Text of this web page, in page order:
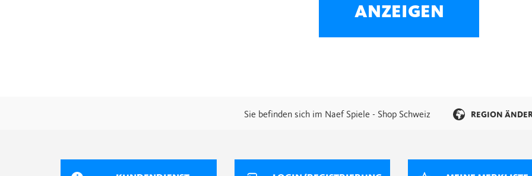
ANZEIGEN
Sie befinden sich im Naef Spiele - Shop Schweiz REGION